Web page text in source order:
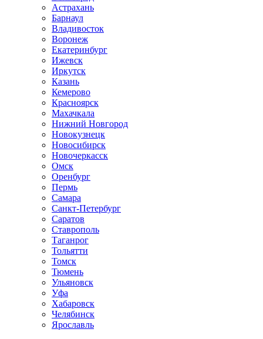
Астрахань
Барнаул
Владивосток
Воронеж
Екатеринбург
Ижевск
Иркутск
Казань
Кемерово
Красноярск
Махачкала
Нижний Новгород
Новокузнецк
Новосибирск
Новочеркаcск
Омск
Оренбург
Пермь
Самара
Санкт-Петербург
Саратов
Ставрополь
Таганрог
Тольятти
Томск
Тюмень
Ульяновск
Уфа
Хабаровск
Челябинск
Ярославль